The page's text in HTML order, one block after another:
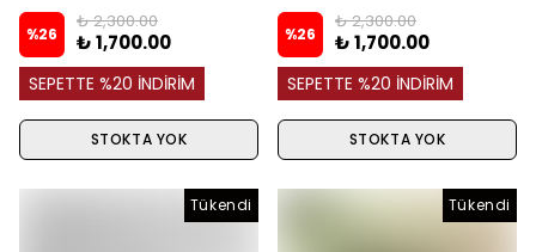
%26
₺ 2,300.00
₺ 1,700.00
SEPETTE %20 İNDİRİM
STOKTA YOK
%26
₺ 2,300.00
₺ 1,700.00
SEPETTE %20 İNDİRİM
STOKTA YOK
Tükendi Tükendi
Tükendi